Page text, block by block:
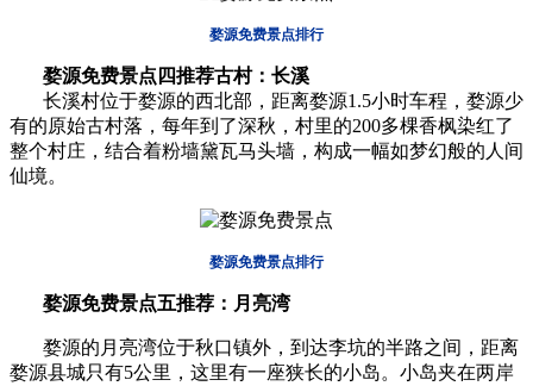
婺源免费景点排行
婺源免费景点 四推荐古村：长溪
长溪村位于婺源的西北部，距离婺源1.5小时车程，婺源少
有的原始古村落，每年到了深秋，村里的200多棵香枫染红了
整个村庄，结合着粉墙黛瓦马头墙，构成一幅如梦幻般的人间
仙境。
婺源免费景点排行
婺源免费景点五推荐：月亮湾
婺源的月亮湾位于秋口镇外，到达李坑的半路之间，距离
婺源县城只有5公里，这里有一座狭长的小岛。小岛夹在两岸